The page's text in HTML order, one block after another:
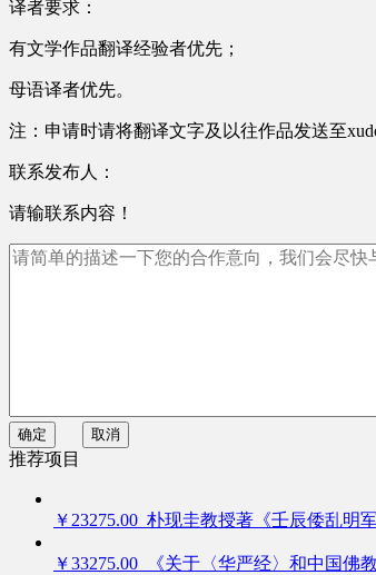
译者要求：
有文学作品翻译经验者优先；
母语译者优先。
注：申请时请将翻译文字及以往作品发送至
联系发布人：
请输联系内容！
确定 取消
推荐项目
￥23275.00 朴现圭教授著《壬辰倭乱明
￥33275.00 《关于〈华严经〉和中国佛